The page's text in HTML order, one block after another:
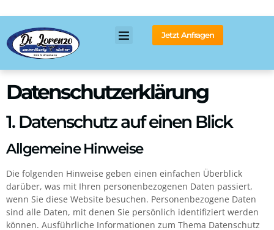
Jetzt Anfragen
Datenschutz­erklärung
1. Datenschutz auf einen Blick
Allgemeine Hinweise
Die folgenden Hinweise geben einen einfachen Überblick
darüber, was mit Ihren personenbezogenen Daten passiert,
wenn Sie diese Website besuchen. Personenbezogene Daten
sind alle Daten, mit denen Sie persönlich identifiziert werden
können. Ausführliche Informationen zum Thema Datenschutz